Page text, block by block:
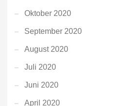
Oktober 2020
September 2020
August 2020
Juli 2020
Juni 2020
April 2020